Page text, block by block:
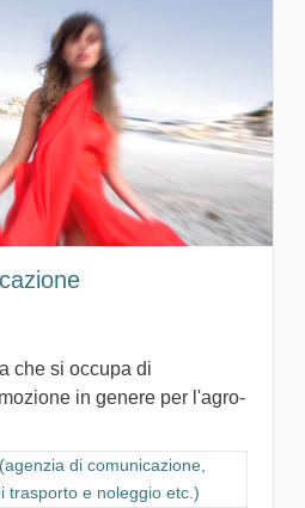
che si occupa di
in genere per l'agro-
Ambito servizi turistici (agenzia
di comunicazione,
trasporto e noleggio etc.)